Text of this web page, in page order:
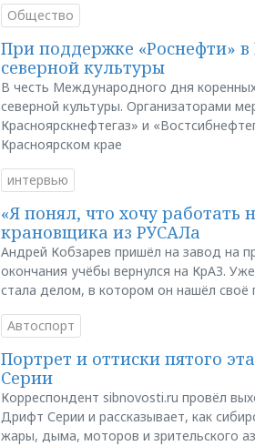
Общество
При поддержке «Роснефти»
северной культуры
В честь Международного дня
северной культуры. Организаторами
Красноярскнефтегаз» и
Красноярском крае
интервью
«Я понял, что хочу работать
крановщика из РУСАЛа
Андрей Кобзарев пришёл на завод на
окончания учёбы вернулся на КрАЗ.
стала делом, в котором он нашёл своё
Автоспорт
Портрет и оттиски пятого
Серии
Корреспондент sibnovosti.ru провёл
Дрифт Серии и рассказывает, как
жары, дыма, моторов и зрительского